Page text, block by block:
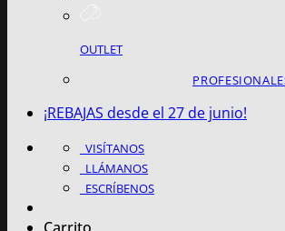
OUTLET
¡REBAJAS desde el 27 de junio!
VISÍTANOS
LLÁMANOS
ESCRÍBENOS